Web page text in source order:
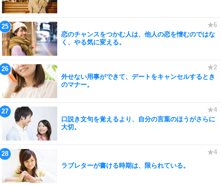
恋のチャンスをつかむ人は、他人の恋を憎むのではな
く、やる気に変える。
外せない用事ができて、デートをキャンセルするとき
のマナー。
口説き文句を覚えるより、自分の言葉のほうがさらに
大切。
ラブレターが書ける時期は、限られている。